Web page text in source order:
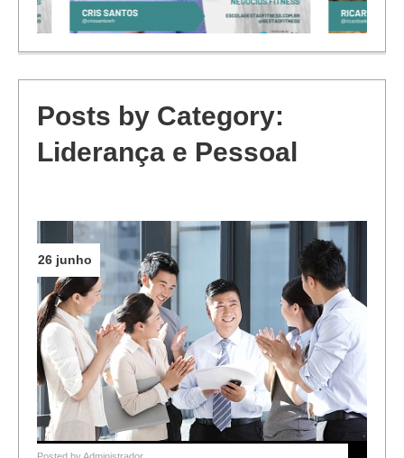
Gestão da Avaliação Física
Marketing
Posts by Category:
Liderança e Pessoal
26 junho